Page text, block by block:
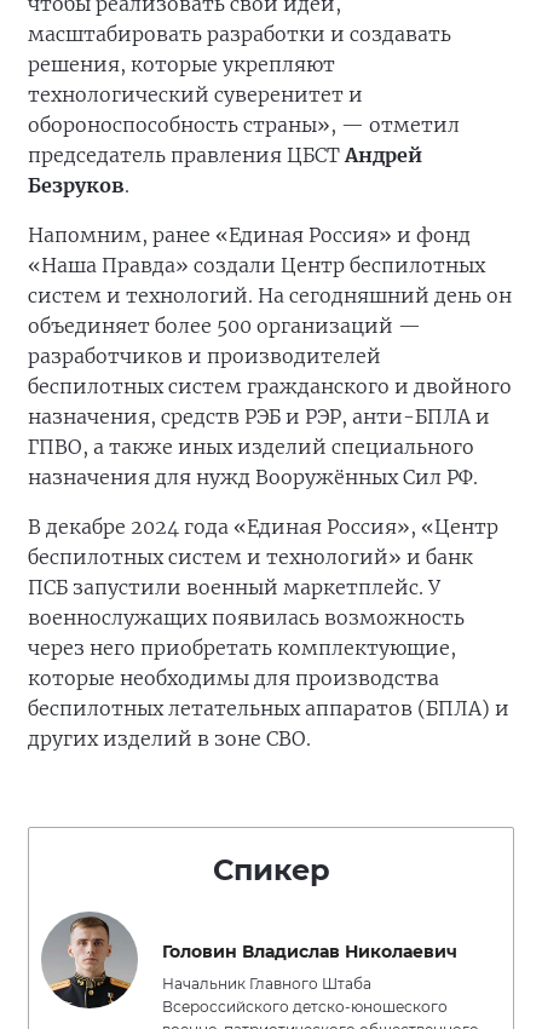
масштабировать разработки и создавать
решения, которые укрепляют
технологический суверенитет и
обороноспособность страны», — отметил
председатель правления ЦБСТАндрей
Безруков.
Напомним, ранее «Единая Россия» и фонд
«Наша Правда» создали Центр беспилотных
систем и технологий. На сегодняшний день он
объединяет более 500 организаций —
разработчиков и производителей
беспилотных систем гражданского и двойного
назначения, средств РЭБ и РЭР, анти-БПЛА и
ГПВО, а также иных изделий специального
назначения для нужд Вооружённых Сил РФ.
В декабре 2024 года «Единая Россия», «Центр
беспилотных систем и технологий» и банк
ПСБ запустили военный маркетплейс. У
военнослужащих появилась возможность
через него приобретать комплектующие,
которые необходимы для производства
беспилотных летательных аппаратов (БПЛА) и
других изделий в зоне СВО.
Спикер
Головин Владислав Николаевич
Начальник Главного Штаба
Всероссийского детско-юношеского